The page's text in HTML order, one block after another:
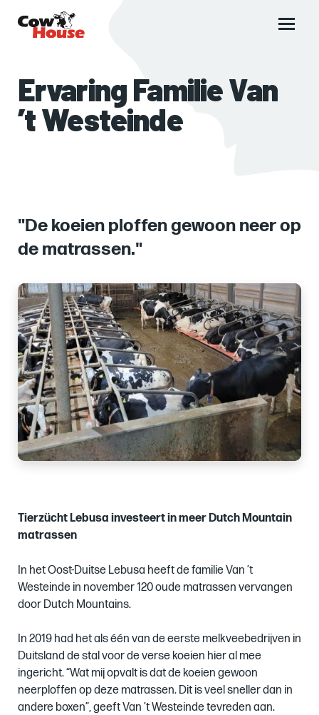
Main
Ervaring Familie Van
’t Westeinde
"De koeien ploffen gewoon neer op
de matrassen."
Images
of
Tierzücht Lebusa investeert in meer Dutch Mountain
matrassen
In het Oost-Duitse Lebusa heeft de familie Van ’t
Westeinde in november 120 oude matrassen vervangen
door Dutch Mountains.
In 2019 had het als één van de eerste melkveebedrijven in
Duitsland de stal voor de verse koeien hier al mee
ingericht. “Wat mij opvalt is dat de koeien gewoon
neerploffen op deze matrassen. Dit is veel sneller dan in
andere boxen”, geeft Van ’t Westeinde tevreden aan.